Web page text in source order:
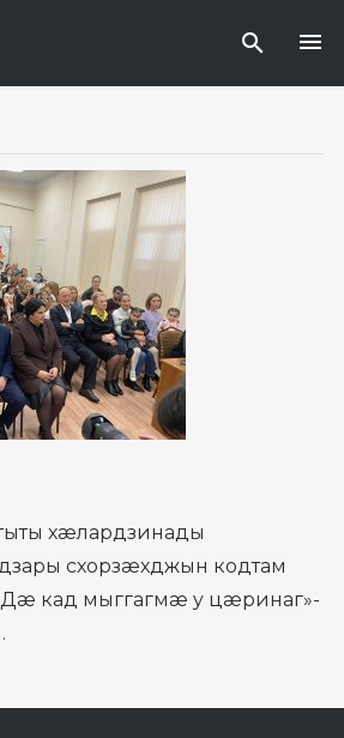
хæлардзинады
схорзæхджын кодтам
Дæ кад мыггагмæ y цæринаг»-